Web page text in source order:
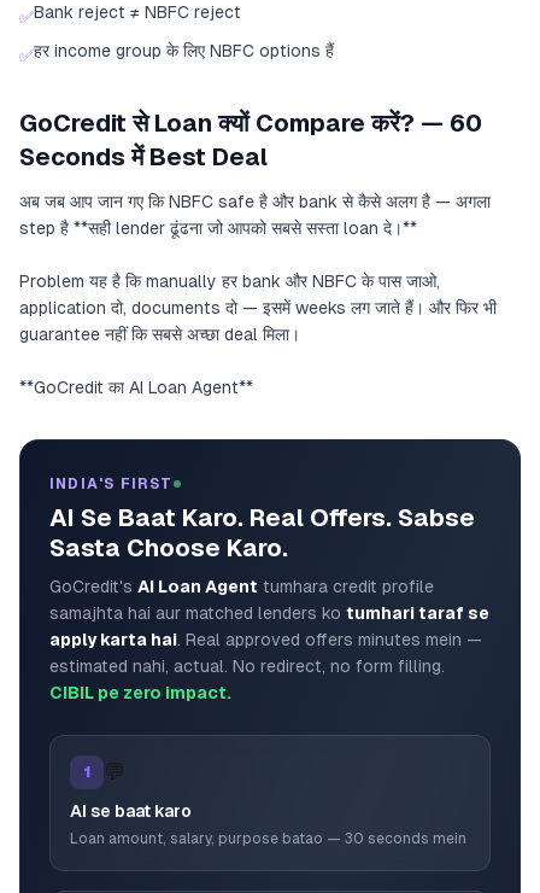
✅Bank reject ≠ NBFC reject
✅हर income group के लिए NBFC options हैं
GoCredit से Loan क्यों Compare करें? — 60
Seconds में Best Deal
अब जब आप जान गए कि NBFC safe है और bank से कैसे अलग है — अगला
step है **सही lender ढूंढना जो आपको सबसे सस्ता loan दे।**
Problem यह है कि manually हर bank और NBFC के पास जाओ,
application दो, documents दो — इसमें weeks लग जाते हैं। और फिर भी
guarantee नहीं कि सबसे अच्छा deal मिला।
**GoCredit का AI Loan Agent**
INDIA'S FIRST
AI Se Baat Karo. Real Offers. Sabse
Sasta Choose Karo.
GoCredit's AI Loan Agent tumhara credit profile
samajhta hai aur matched lenders ko tumhari taraf se
apply karta hai. Real approved offers minutes mein —
estimated nahi, actual. No redirect, no form filling.
CIBIL pe zero impact.
1 💬
AI se baat karo
Loan amount, salary, purpose batao — 30 seconds mein